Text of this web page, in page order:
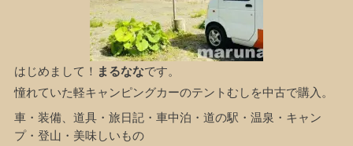
はじめまして！ まるななです。
憧れていた軽キャンピングカーのテントむしを中古で購入。
車・装備、道具・旅日記・車中泊・道の駅・温泉・キャン
プ・登山・美味しいもの